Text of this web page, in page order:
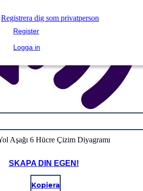
Registrera dig som privatperson
Register
Logga in
SKAPA DIN EGEN!
Kopiera